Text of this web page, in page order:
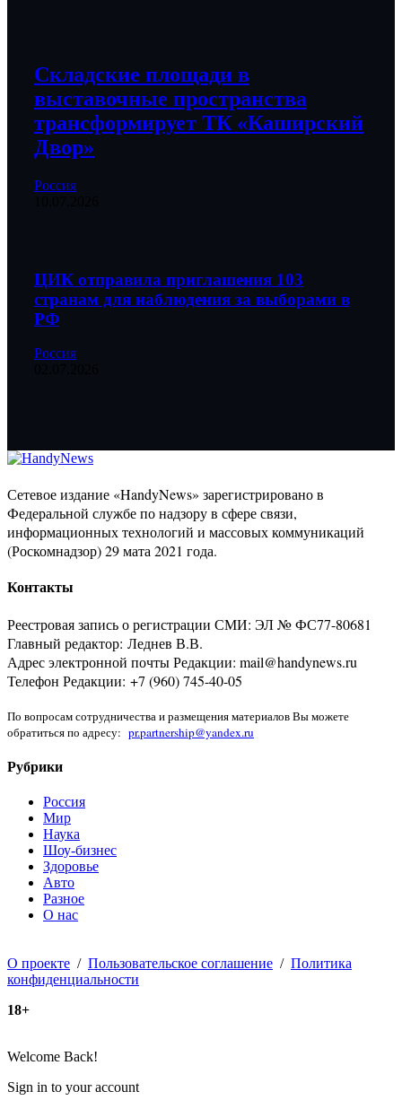
Складские площади в
выставочные пространства
трансформирует ТК «Каширский
Двор»
Россия
ЦИК отправила приглашения 103
странам для наблюдения за выборами в
РФ
Россия
Сетевое издание «HandyNews» зарегистрировано в
Федеральной службе по надзору в сфере связи,
информационных технологий и массовых коммуникаций
(Роскомнадзор) 29 мата 2021 года.
Контакты
Реестровая запись о регистрации СМИ: ЭЛ № ФС77-80681
Главный редактор: Леднев В.В.
Адрес электронной почты Редакции: mail@handynews.ru
Телефон Редакции: +7 (960) 745-40-05
По вопросам сотрудничества и размещения материалов Вы можете
обратиться по адресу: pr.partnership@yandex.ru
Рубрики
Россия
Мир
Наука
Шоу-бизнес
Здоровье
Авто
Разное
О нас
О проекте / Пользовательское соглашение / Политика
конфиденциальности
18+
Welcome Back!
Sign in to your account